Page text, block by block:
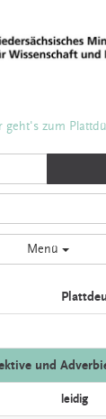
geht's zum
Menü
und
leidig